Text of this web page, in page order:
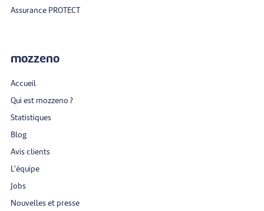
Assurance PROTECT
mozzeno
Accueil
Qui est mozzeno ?
Statistiques
Blog
Avis clients
L'équipe
Jobs
Nouvelles et presse